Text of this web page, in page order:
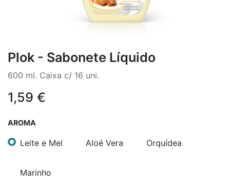
Plok - Sabonete Líquido
600 ml. Caixa c/ 16 uni.
1,59 €
AROMA
Leite e Mel Aloé Vera Orquídea
Marinho